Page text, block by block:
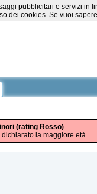
(rating Rosso)
la maggiore età.
pubblicitari e servizi
dei cookies. Se vuoi